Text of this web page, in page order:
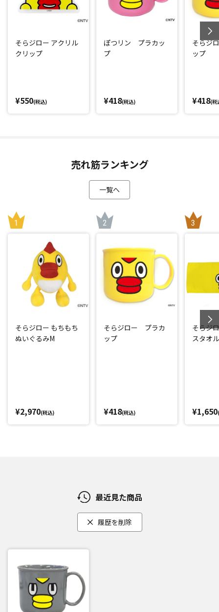
そらジロー アクリル
クリップ
¥550(税込)
ぽつリン プラカッ
プ
¥418(税込)
そらジ
ップ
¥418(税
売れ筋ランキング
一覧へ
そらジロー もちもち
ぬいぐるみM
¥2,970(税込)
そらジロー プラカ
ップ
¥418(税込)
そらジ
スタオ
¥1,650
最近見た商品
履歴を削除